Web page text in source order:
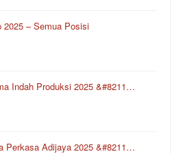
2025 – Semua Posisi
Indah Produksi 2025 &#8211…
Perkasa Adijaya 2025 &#8211…